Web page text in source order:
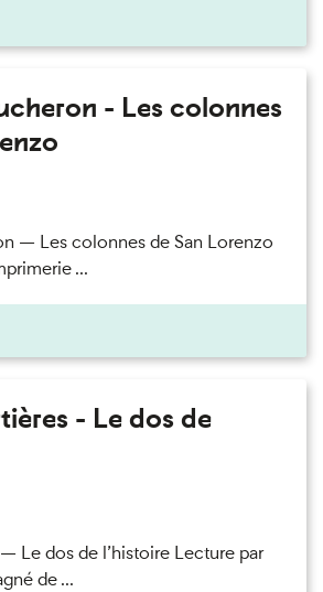
- Les colonnes
— Les colonnes de San Lorenzo
...
- Le dos de
Le dos de l’histoire Lecture par
de ...